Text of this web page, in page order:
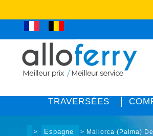
TRAVERSÉES
> Espagne > Mallorca (Palma)